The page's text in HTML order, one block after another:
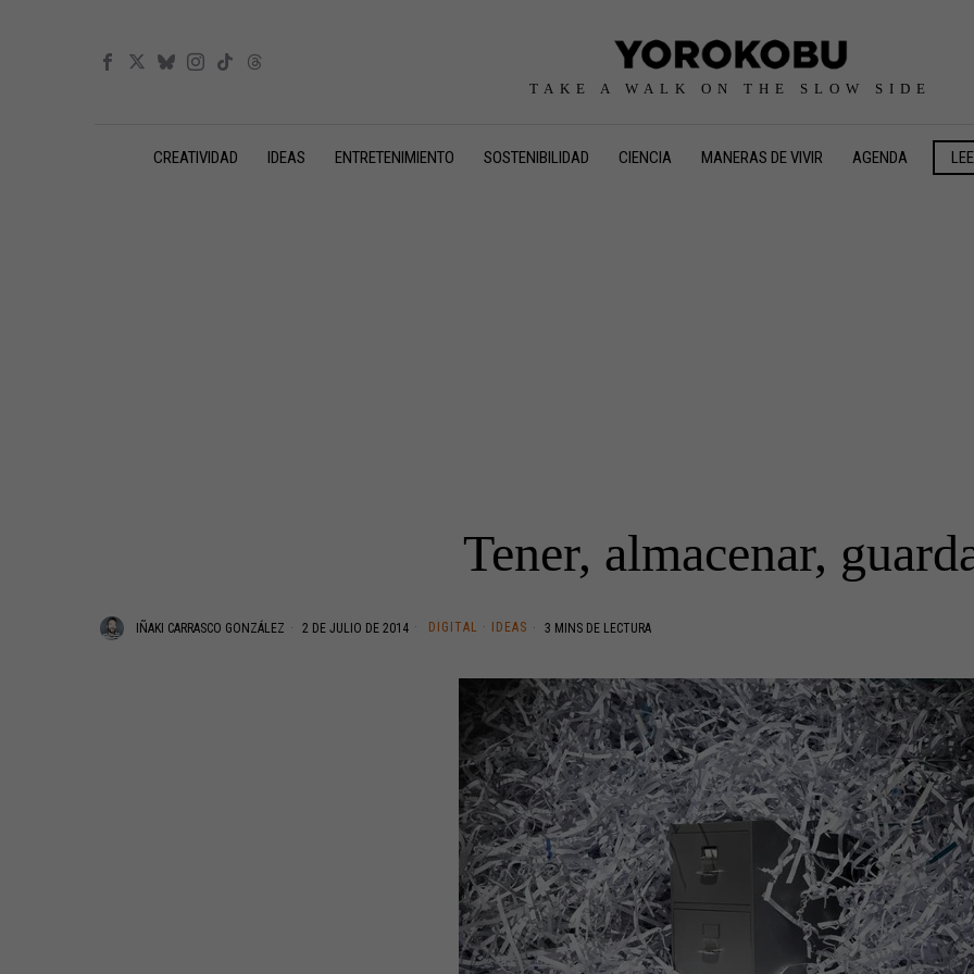
TAKE A WALK ON THE SLOW SIDE
CREATIVIDAD IDEAS ENTRETENIMIENTO SOSTENIBILIDAD CIENCIA MANERAS DE VIVIR AGENDA
Tener, almacenar,
IÑAKI CARRASCO GONZÁLEZ 2 DE JULIO DE 2014 DIGITAL · IDEAS 3 MINS DE LECTURA